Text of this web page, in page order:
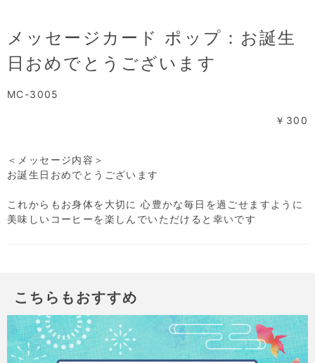
メッセージカード ポップ：お誕生
日おめでとうございます
MC-3005
￥300
＜メッセージ内容＞
お誕生日おめでとうございます
これからもお身体を大切に 心豊かな毎日を過ごせますように
美味しいコーヒーを楽しんでいただけると幸いです
こちらもおすすめ